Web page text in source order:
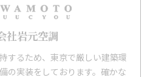
社岩元空調
するため、東京で厳しい建築環
の実装をしております。確かな